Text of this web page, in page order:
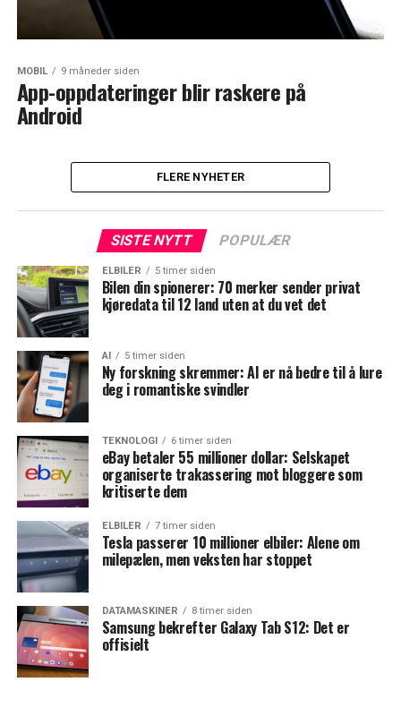
MOBIL 9 måneder siden
App-oppdateringer blir raskere på
Android
FLERE NYHETER
SISTE NYTT POPULÆR
ELBILER 5 timer siden
Bilen din spionerer: 70 merker sender privat
kjøredata til 12 land uten at du vet det
AI 5 timer siden
Ny forskning skremmer: AI er nå bedre til å lure
deg i romantiske svindler
TEKNOLOGI 6 timer siden
eBay betaler 55 millioner dollar: Selskapet
organiserte trakassering mot bloggere som
kritiserte dem
ELBILER 7 timer siden
Tesla passerer 10 millioner elbiler: Alene om
milepælen, men veksten har stoppet
DATAMASKINER 8 timer siden
Samsung bekrefter Galaxy Tab S12: Det er
offisielt